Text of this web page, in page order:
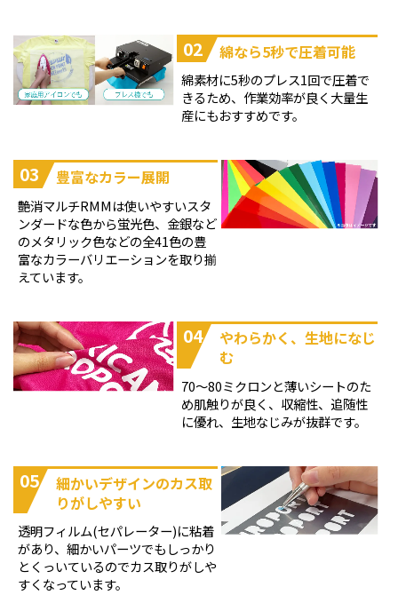
02 綿なら5秒で圧着可能
綿素材に5秒のプレス1回で圧着で
きるため、作業効率が良く大量生
産にもおすすめです。
03 豊富なカラー展開
艶消マルチRMMは使いやすいスタ
ンダードな色から蛍光色、金銀など
のメタリック色などの全41色の豊
富なカラーバリエーションを取り揃
えています。
04
やわらかく、生地になじ
む
70～80ミクロンと薄いシートのた
め肌触りが良く、収縮性、追随性
に優れ、生地なじみが抜群です。
05
細かいデザインのカス取
りがしやすい
透明フィルム(セパレーター)に粘着
があり、細かいパーツでもしっかり
とくっいているのでカス取りがしや
すくなっています。